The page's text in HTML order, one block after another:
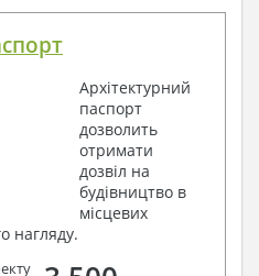
Архітектурний
паспорт
дозволить
отримати
дозвіл на
будівництво в
місцевих
нагляду.